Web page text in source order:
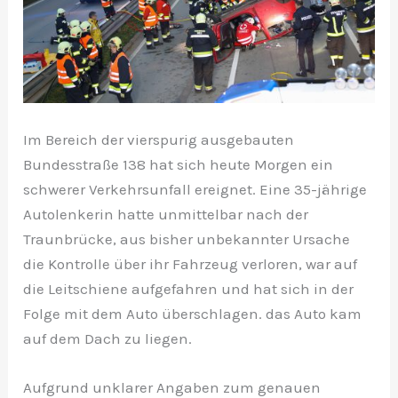
Im Bereich der vierspurig ausgebauten
Bundesstraße 138 hat sich heute Morgen ein
schwerer Verkehrsunfall ereignet. Eine 35-jährige
Autolenkerin hatte unmittelbar nach der
Traunbrücke, aus bisher unbekannter Ursache
die Kontrolle über ihr Fahrzeug verloren, war auf
die Leitschiene aufgefahren und hat sich in der
Folge mit dem Auto überschlagen. das Auto kam
auf dem Dach zu liegen.
Aufgrund unklarer Angaben zum genauen